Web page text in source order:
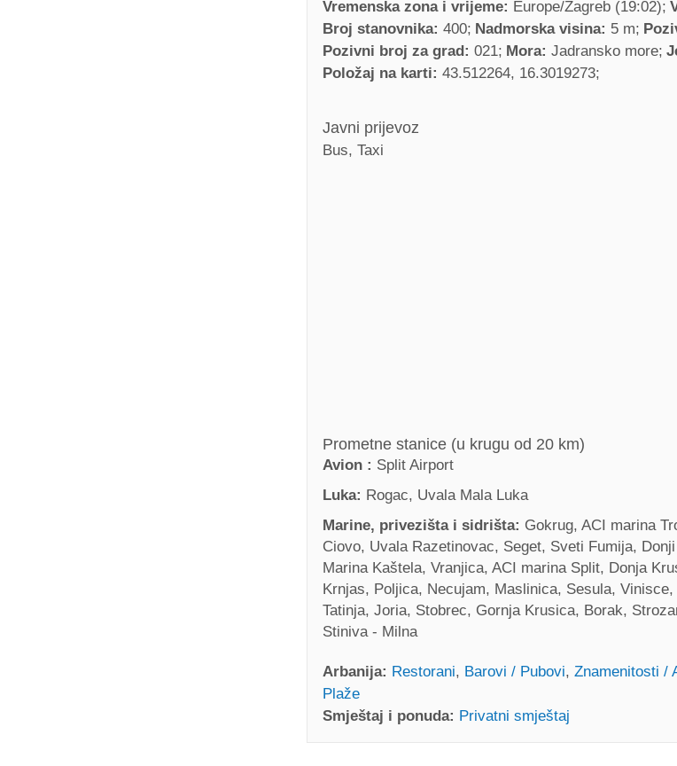
Vremenska zona i vrijeme: Europe/Zagreb (19:02)
Broj stanovnika: 400 Nadmorska visina: 5 m
Pozivni broj za grad: 021 Mora: Jadransko more
Položaj na karti: 43.512264, 16.3019273
Javni prijevoz
Bus, Taxi
Prometne stanice (u krugu od 20 km)
Avion : Split Airport
Luka: Rogac, Uvala Mala Luka
Marine, privezišta i sidrišta: Gokrug, ACI marina
Ciovo, Uvala Razetinovac, Seget, Sveti Fumija,
Marina Kaštela, Vranjica, ACI marina Split, Donja
Krnjas, Poljica, Necujam, Maslinica, Sesula, Vinisce,
Tatinja, Joria, Stobrec, Gornja Krusica, Borak,
Stiniva - Milna
Arbanija: Restorani, Barovi / Pubovi, Znamenitosti /
Plaže
Smještaj i ponuda: Privatni smještaj